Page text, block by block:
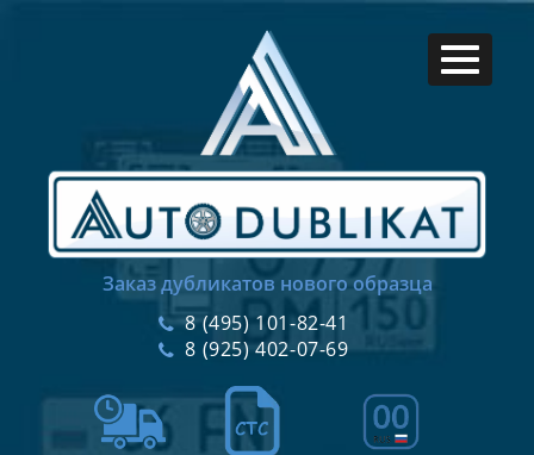
Заказ дубликатов нового образца
8 (495) 101-82-41
8 (925) 402-07-69